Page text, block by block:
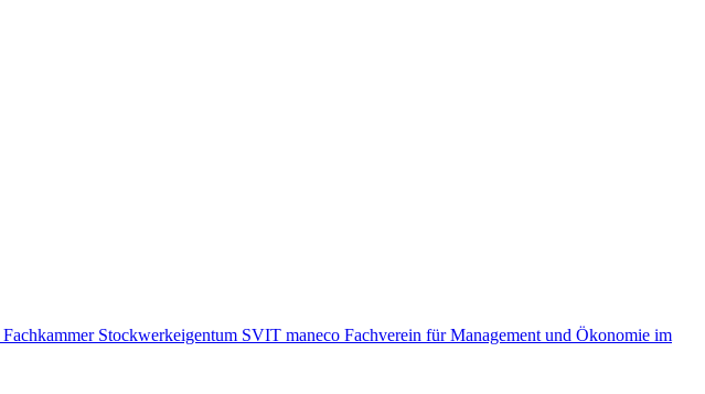
Fachkammer Stockwerkeigentum SVIT maneco Fachverein für Management und Ökonomie im